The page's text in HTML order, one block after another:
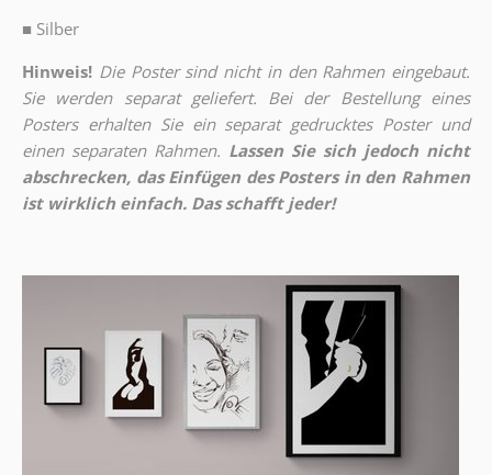
■ Silber
Hinweis! Die Poster sind nicht in den Rahmen eingebaut.
Sie werden separat geliefert. Bei der Bestellung eines
Posters erhalten Sie ein separat gedrucktes Poster und
einen separaten Rahmen. Lassen Sie sich jedoch nicht
abschrecken, das Einfügen des Posters in den Rahmen
ist wirklich einfach. Das schafft jeder!